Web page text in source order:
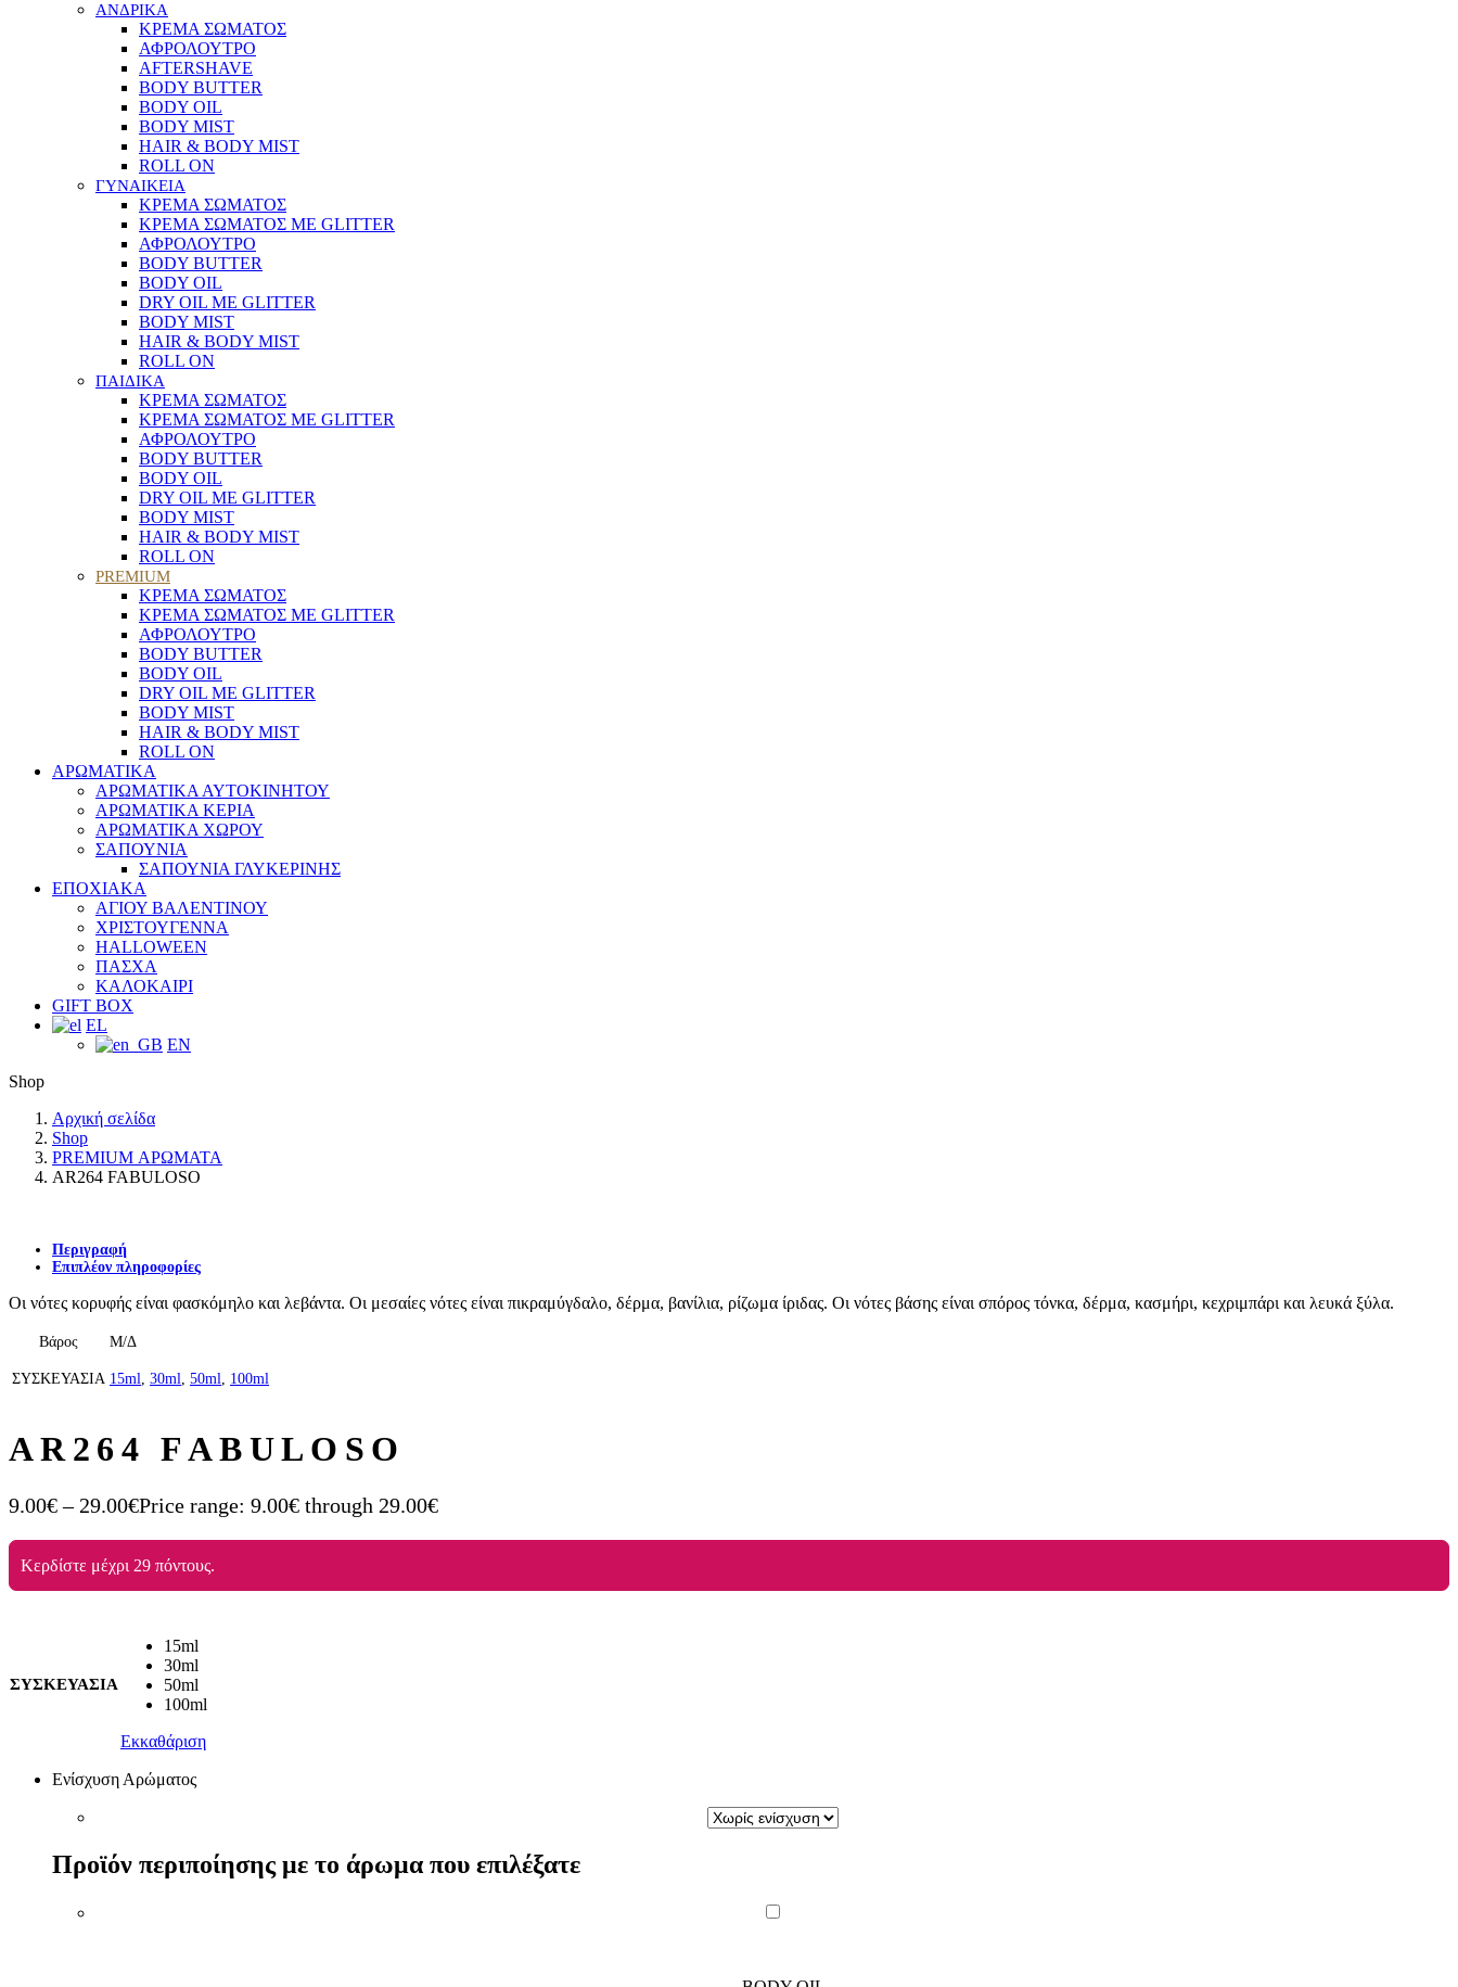
ΑΝΔΡΙΚΑ
ΚΡΕΜΑ ΣΩΜΑΤΟΣ
ΑΦΡΟΛΟΥΤΡΟ
AFTERSHAVE
BODY BUTTER
BODY OIL
BODY MIST
HAIR & BODY MIST
ROLL ON
ΓΥΝΑΙΚΕΙΑ
ΚΡΕΜΑ ΣΩΜΑΤΟΣ
ΚΡΕΜΑ ΣΩΜΑΤΟΣ ΜΕ GLITTER
ΑΦΡΟΛΟΥΤΡΟ
BODY BUTTER
BODY OIL
DRY OIL ΜΕ GLITTER
BODY MIST
HAIR & BODY MIST
ROLL ON
ΠΑΙΔΙΚΑ
ΚΡΕΜΑ ΣΩΜΑΤΟΣ
ΚΡΕΜΑ ΣΩΜΑΤΟΣ ΜΕ GLITTER
ΑΦΡΟΛΟΥΤΡΟ
BODY BUTTER
BODY OIL
DRY OIL ΜΕ GLITTER
BODY MIST
HAIR & BODY MIST
ROLL ON
PREMIUM
ΚΡΕΜΑ ΣΩΜΑΤΟΣ
ΚΡΕΜΑ ΣΩΜΑΤΟΣ ΜΕ GLITTER
ΑΦΡΟΛΟΥΤΡΟ
BODY BUTTER
BODY OIL
DRY OIL ΜΕ GLITTER
BODY MIST
HAIR & BODY MIST
ROLL ON
ΑΡΩΜΑΤΙΚΑ
ΑΡΩΜΑΤΙΚΑ ΑΥΤΟΚΙΝΗΤΟΥ
ΑΡΩΜΑΤΙΚΑ ΚΕΡΙΑ
ΑΡΩΜΑΤΙΚΑ ΧΩΡΟΥ
ΣΑΠΟΥΝΙΑ
ΣΑΠΟΥΝΙΑ ΓΛΥΚΕΡΙΝΗΣ
ΕΠΟΧΙΑΚΑ
ΑΓΙΟΥ ΒΑΛΕΝΤΙΝΟΥ
ΧΡΙΣΤΟΥΓΕΝΝΑ
HALLOWEEN
ΠΑΣΧΑ
ΚΑΛΟΚΑΙΡΙ
GIFT BOX
EL
EN
Shop
Αρχική σελίδα
Shop
PREMIUM ΑΡΩΜΑΤΑ
AR264 FABULOSO
Περιγραφή
Επιπλέον πληροφορίες
Οι νότες κορυφής είναι φασκόμηλο και λεβάντα. Οι μεσαίες νότες είναι πικραμύγδαλο, δέρμα, βανίλια, ρίζωμα ίριδας. Oι νότες βάσης είναι σπόρος τόνκα, δέρμα, κασμήρι, κεχριμπάρι και λευκά ξύλα.
Βάρος Μ/Δ
ΣΥΣΚΕΥΑΣΙΑ 15ml, 30ml, 50ml, 100ml
AR264 FABULOSO
9.00€ – 29.00€Price range: 9.00€ through 29.00€
Κερδίστε μέχρι 29 πόντους.
ΣΥΣΚΕΥΑΣΙΑ
15ml
30ml
50ml
100ml
Εκκαθάριση
Ενίσχυση Αρώματος
Προϊόν περιποίησης με το άρωμα που επιλέξατε